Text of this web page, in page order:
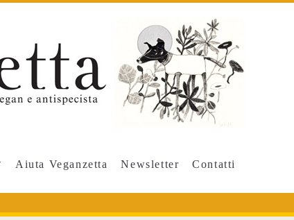
Aiuta Veganzetta Newsletter Contatti